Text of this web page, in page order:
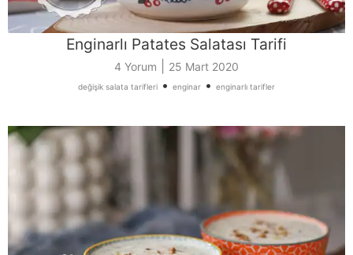
Enginarlı Patates Salatası Tarifi
4 Yorum 25 Mart 2020
değişik salata tarifleri • enginar • enginarlı tarifler